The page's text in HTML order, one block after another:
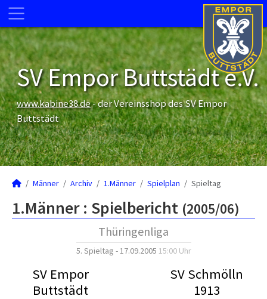
SV Empor Buttstädt e.V.
www.kabine38.de- der Vereinsshop des SV Empor
Buttstädt
Männer Archiv 1.Männer Spielplan Spieltag
1.Männer : Spielbericht (2005/06)
Thüringenliga
5. Spieltag - 17.09.2005 15:00 Uhr
SV Empor
Buttstädt
SV Schmölln
1913